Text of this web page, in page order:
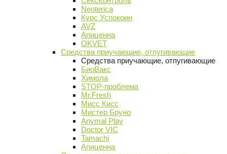
Neoterica
Курс Успокоин
AVZ
Апиценна
OKVET
Средства приучающие, отпугивающие
Средства приучающие, отпугивающие
БиоВакс
Химола
STOP-проблема
Mr.Fresh
Мисс Кисс
Мистер Бруно
Anymal Play
Doctor VIC
Tamachi
Апиценна